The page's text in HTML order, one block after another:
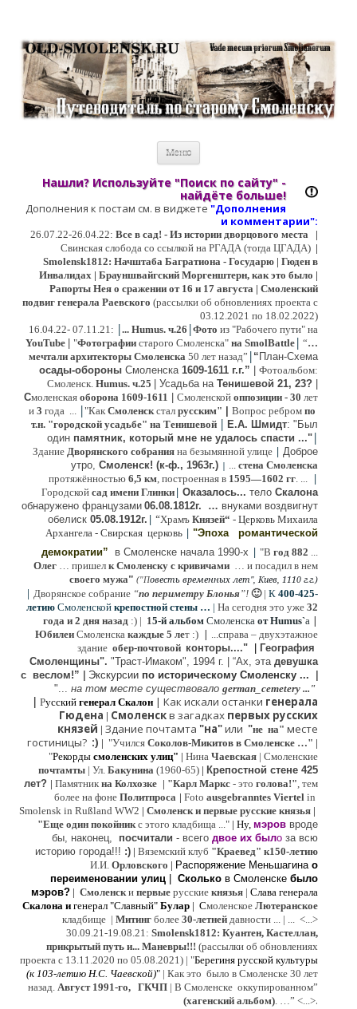
открытки, карты …
Меню
Нашли? Используйте "Поиск по сайту" -
найдёте больше!
Дополнения к постам см. в виджете "Дополнения
и комментарии":
26.07.22-26.04.22: Все в сад! - Из истории дворцового места
|
Свинская слобода со ссылкой на РГАДА (тогда ЦГАДА) |
Smolensk1812: Начштаба Багратиона - Государю | Гюден в
Инвалидах | Брауншвайгский Моргенштерн, как это было |
Рапорты Нея о сражении от 16 и 17 августа | Смоленский
подвиг генерала Раевского (рассылки об обновлениях проекта с
03.12.2021 по 18.02.2022)
16.04.22- 07.11.21: |... Humus. ч.26 |Фото из "Рабочего пути" на
YouTube
"Фотографии старого Смоленска" на SmolBattle | “…
мечтали архитекторы Смоленска 50 лет назад” | “ План-Схема
осады-обороны Смоленска 1609-1611 г.г.”
Фотоальбом:
Смоленск. Humus. ч.25 | Усадьба на Тенишевой 21, 23?
Смоленская оборона 1609-1611 Смоленской оппозиции - 30 лет
и 3 года ... |"Как Смоленскстал русским" Вопрос ребром по
т.н. "городской усадьбе" на Тенишевой | Е.А. Шмидт: "Был
один памятник, который мне не удалось спасти ..." |
Здание Дворянского собрания на безымянной улице | Доброе
утро, Смоленск! (к-ф., 1963г.) | ... стена Смоленска
протяжённостью 6,5 км, построенная в 1595—1602 гг. ... |
Городской сад имени Глинки | Оказалось... тело Скалона
обнаружено французами 06.08.1812г. … внуками воздвигнут
обелиск 05.08.1912г. | “Храмъ Князей“ - Церковь Михаила
Архангела - Свирская церковь | "Эпохаромантической
демократии” в Смоленске начала 1990-х | "В год 882 ...
Олег … пришел к Смоленску с кривичами … и посадил в нем
своего мужа" ("Повесть временных лет", Киев, 1110 г.г.)
| Дворянское собрание “по периметру Блонья”! 🙂| К 400-425-
летию Смоленской крепостной стены … | На сегодня это уже 32
года и 2 дня назад :) | 15-й альбом Смоленска от Humus`a |
Юбилеи Смоленска каждые 5 лет :) | ...справа – двухэтажное
здание обер-почтовой конторы...."
Гeография
Cмоленщины". "Траст-Имаком", 1994 г. “Ах, эта девушка
с веслом!”
Экскурсии по историческому Смоленску ...
"... на том месте существовало german_cemetery ..."
| Русский генерал Скалон | Как искали останки генерала
Гюдена | Смоленскв загадках первых русских
князей | Здание почтамта "на"или "не на" месте
гостиницы? :) | "Учился Соколов-Микитов в Смоленске …" |
"Рекорды смоленских улиц" | Нина Чаевская | Смоленские
почтамты | Ул. Бакунина (1960-65) | Крепостной стене 425
лет? | Памятник на Колхозке | "Карл Маркс - это голова!", тем
более на фоне Политпроса | Foto ausgebranntes Viertel in
Smolensk in Rußland WW2 | Смоленск и первые русские князья |
"Еще один покойникс этого кладбища ..." | Ну, мэров вроде
бы, наконец, посчитали - всего двое их было за всю
историю города!!! :) | Вяземский клуб "Краевед" к150-летию
И.И. Орловского | Распоряжение Меньшагина о
переименовании улиц
Сколько в Смоленске было
мэров? | Смоленски первые русские князья | Слава генерала
Скалона и генерал "Славный" Булар | Смоленское Лютерaнское
кладбище | Митинг более 30-летней давности ... | ... <...>
30.09.21-19.08.21: Smolensk1812: Куантен, Кастеллан,
прикрытый путь и... Маневры!!! (рассылки об обновлениях
проекта с 13.11.2020 по 05.08.2021) | "Берегиня русской культуры
(к 103-летию Н.С. Чаевской)" | Как это было в Смоленске 30 лет
назад. Август 1991-го, ГКЧП | В Смоленске оккупированном”
(хагенский альбом). …” <...>.